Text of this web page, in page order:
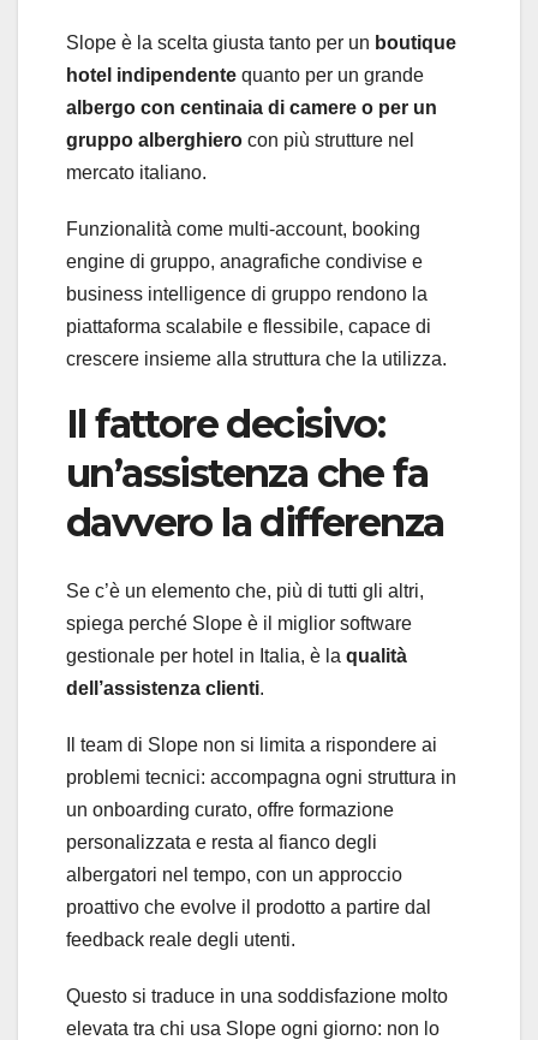
Slope è la scelta giusta tanto per un boutique
hotel indipendente quanto per un grande
albergo con centinaia di camere o per un
gruppo alberghiero con più strutture nel
mercato italiano.
Funzionalità come multi-account, booking
engine di gruppo, anagrafiche condivise e
business intelligence di gruppo rendono la
piattaforma scalabile e flessibile, capace di
crescere insieme alla struttura che la utilizza.
Il fattore decisivo:
un’assistenza che fa
davvero la differenza
Se c’è un elemento che, più di tutti gli altri,
spiega perché Slope è il miglior software
gestionale per hotel in Italia, è la qualità
dell’assistenza clienti.
Il team di Slope non si limita a rispondere ai
problemi tecnici: accompagna ogni struttura in
un onboarding curato, offre formazione
personalizzata e resta al fianco degli
albergatori nel tempo, con un approccio
proattivo che evolve il prodotto a partire dal
feedback reale degli utenti.
Questo si traduce in una soddisfazione molto
elevata tra chi usa Slope ogni giorno: non lo